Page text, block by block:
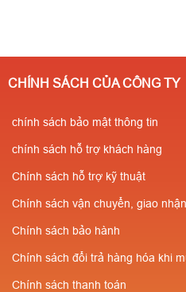
CHÍNH SÁCH CỦA CÔNG TY
chính sách bảo mật thông tin
chính sách hỗ trợ khách hàng
Chính sách hỗ trợ kỹ thuật
Chính sách vận chuyển, giao nhận
Chính sách bảo hành
Chính sách đổi trả hàng hóa khi
Chính sách thanh toán